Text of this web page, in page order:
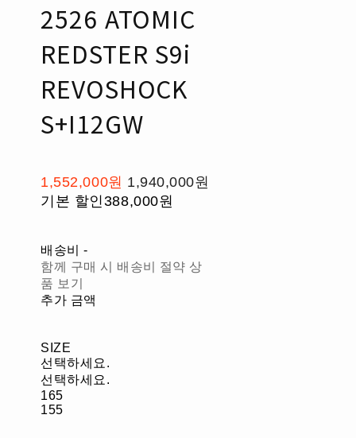
2526 ATOMIC
REDSTER S9i
REVOSHOCK
S+I12GW
1,552,000원 1,940,000원
기본 할인388,000원
배송비-
함께 구매 시 배송비 절약 상
품 보기
추가 금액
SIZE
선택하세요.
선택하세요.
165
155